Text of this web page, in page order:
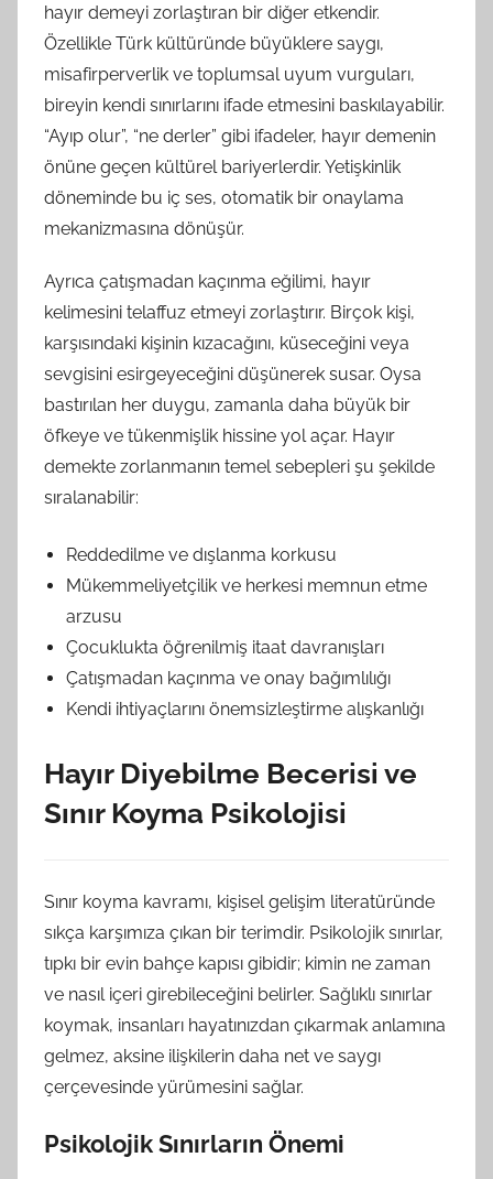
hayır demeyi zorlaştıran bir diğer etkendir.
Özellikle Türk kültüründe büyüklere saygı,
misafirperverlik ve toplumsal uyum vurguları,
bireyin kendi sınırlarını ifade etmesini baskılayabilir.
“Ayıp olur”, “ne derler” gibi ifadeler, hayır demenin
önüne geçen kültürel bariyerlerdir. Yetişkinlik
döneminde bu iç ses, otomatik bir onaylama
mekanizmasına dönüşür.
Ayrıca çatışmadan kaçınma eğilimi, hayır
kelimesini telaffuz etmeyi zorlaştırır. Birçok kişi,
karşısındaki kişinin kızacağını, küseceğini veya
sevgisini esirgeyeceğini düşünerek susar. Oysa
bastırılan her duygu, zamanla daha büyük bir
öfkeye ve tükenmişlik hissine yol açar. Hayır
demekte zorlanmanın temel sebepleri şu şekilde
sıralanabilir:
Reddedilme ve dışlanma korkusu
Mükemmeliyetçilik ve herkesi memnun etme
arzusu
Çocuklukta öğrenilmiş itaat davranışları
Çatışmadan kaçınma ve onay bağımlılığı
Kendi ihtiyaçlarını önemsizleştirme alışkanlığı
Hayır Diyebilme Becerisi ve
Sınır Koyma Psikolojisi
Sınır koyma kavramı, kişisel gelişim literatüründe
sıkça karşımıza çıkan bir terimdir. Psikolojik sınırlar,
tıpkı bir evin bahçe kapısı gibidir; kimin ne zaman
ve nasıl içeri girebileceğini belirler. Sağlıklı sınırlar
koymak, insanları hayatınızdan çıkarmak anlamına
gelmez, aksine ilişkilerin daha net ve saygı
çerçevesinde yürümesini sağlar.
Psikolojik Sınırların Önemi